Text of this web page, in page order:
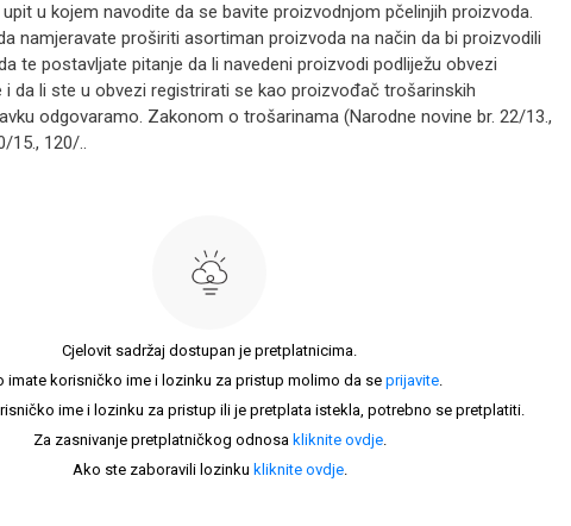
u kojem navodite da se bavite proizvodnjom pčelinjih proizvoda.
namjeravate proširiti asortiman proizvoda na način da bi proizvodili
te postavljate pitanje da li navedeni proizvodi podliježu obvezi
i da li ste u obvezi registrirati se kao proizvođač trošarinskih
odgovaramo. Zakonom o trošarinama (Narodne novine br. 22/13.,
15., 120/..
Cjelovit sadržaj dostupan je pretplatnicima.
imate korisničko ime i lozinku za pristup molimo da se prijavite.
ime i lozinku za pristup ili je pretplata istekla, potrebno se pretplatiti.
Za zasnivanje pretplatničkog odnosa kliknite ovdje.
Ako ste zaboravili lozinku kliknite ovdje.